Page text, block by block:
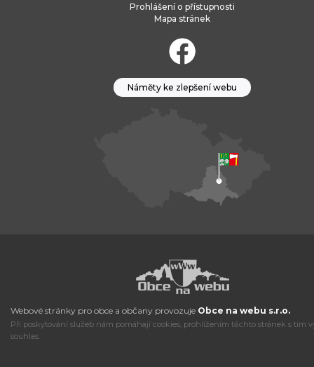
Prohlášení o přístupnosti
Mapa stránek
Náměty ke zlepšení webu
Webové stránky pro obce a občany provozuje Obce na webu s.r.o.
Při poskytování služeb nám pomáhají cookies, prohlížením těchto stránek s tím
souhlas.